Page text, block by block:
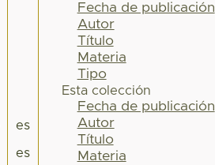
es
es
Fecha de publicación
Autor
Título
Materia
Tipo
Esta colección
Fecha de publicación
Autor
Título
Materia